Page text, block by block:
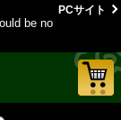
be no
PCサイト